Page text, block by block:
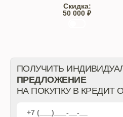
Скидка:
50 000 ₽
ПОЛУЧИТЬ
ПРЕДЛОЖЕНИЕ
НА ПОКУПКУ В КРЕДИТ